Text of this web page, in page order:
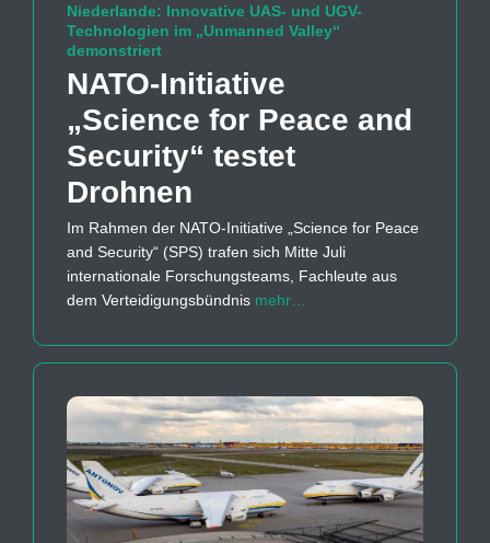
Niederlande: Innovative UAS- und UGV-
Technologien im „Unmanned Valley“
demonstriert
NATO-Initiative
„Science for Peace and
Security“ testet
Drohnen
Im Rahmen der NATO-Initiative „Science for Peace
and Security“ (SPS) trafen sich Mitte Juli
internationale Forschungsteams, Fachleute aus
dem Verteidigungsbündnis mehr…